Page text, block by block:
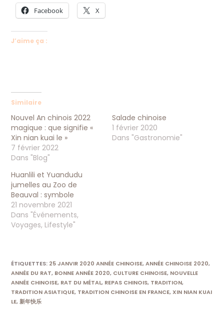
l
c
i
s
e
Facebook X
J’aime ça :
Similaire
Nouvel An chinois 2022
magique : que signifie «
Xin nian kuai le »
7 février 2022
Dans "Blog"
Salade chinoise
1 février 2020
Dans "Gastronomie"
Huanlili et Yuandudu
jumelles au Zoo de
Beauval : symbole
21 novembre 2021
Dans "Événements,
Voyages, Lifestyle"
ÉTIQUETTES: 25 JANVIR 2020 ANNÉE CHINOISE, ANNÉE CHINOISE 2020,
ANNÉE DU RAT, BONNE ANNÉE 2020, CULTURE CHINOISE, NOUVELLE
ANNÉE CHINOISE, RAT DU MÉTAL, REPAS CHINOIS, TRADITION,
TRADITION ASIATIQUE, TRADITION CHINOISE EN FRANCE, XIN NIAN KUAI
LE, 新年快乐